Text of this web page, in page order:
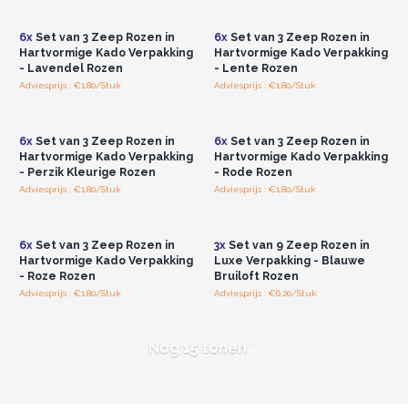
6xSet van 3 Zeep Rozen in
Hartvormige Kado Verpakking
- Lavendel Rozen
Adviesprijs : €1.80/Stuk
6xSet van 3 Zeep Rozen in
Hartvormige Kado Verpakking
- Lente Rozen
Adviesprijs : €1.80/Stuk
6xSet van 3 Zeep Rozen in
Hartvormige Kado Verpakking
- Perzik Kleurige Rozen
Adviesprijs : €1.80/Stuk
6xSet van 3 Zeep Rozen in
Hartvormige Kado Verpakking
- Rode Rozen
Adviesprijs : €1.80/Stuk
6xSet van 3 Zeep Rozen in
Hartvormige Kado Verpakking
- Roze Rozen
Adviesprijs : €1.80/Stuk
3xSet van 9 Zeep Rozen in
Luxe Verpakking - Blauwe
Bruiloft Rozen
Adviesprijs : €6.20/Stuk
Nog 15 tonen